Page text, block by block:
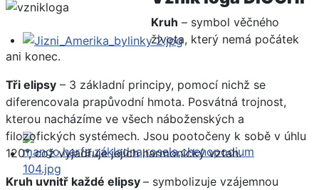
Kruh – symbol věčného
života, který nemá počátek
ani konec.
Tři elipsy – 3 základní principy, pomocí nichž se
diferencovala prapůvodní hmota. Posvátná trojnost,
kterou nacházíme ve všech náboženských a
filozofických systémech. Jsou pootočeny k sobě v úhlu
120°, což vyjadřuje jejich harmonický vztah.
Kruh uvnitř každé elipsy – symbolizuje vzájemnou